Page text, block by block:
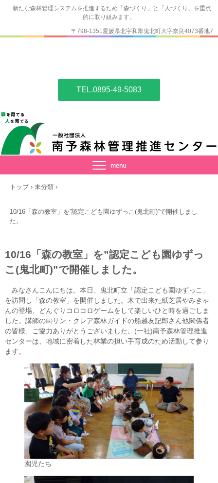
新たな森林管理システムを推進するため「森づくり」と「人づくり」を重点
的に取り組みます。
TEL.0895-49-5083
〒798-1351愛媛県北宇和郡鬼北町大字奈良4073番地7
トップ › 未分類 ›
10/16「森の教室」を”認定こども園ゆずっこ(鬼北町)”で開催しまし
た。
10/16「森の教室」を”認定こども園ゆずっ
こ(鬼北町)”で開催しました。
みなさんこんにちは。本日、鬼北町立「認定こども園ゆずっこ」
を訪問し「森の教室」を開催しました。木で出来た紙芝居やみきゃ
んの登場、どんぐりコロコロゲームをして楽しいひと時を過ごしま
した。講師の㈱サン・クレア森林ガイドの船越友記郎さん他関係者
の皆様、ご協力ありがとうございました。(一社)南予森林管理推進
センターは、地域に密着した林業の担い手育成のため活動して参り
ます。
園児たち